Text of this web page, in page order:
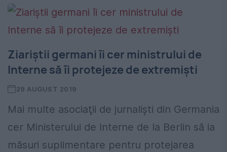
Ziariștii germani îi cer ministrului de
Interne să îi protejeze de extremiști
29 AUGUST 2019
Mai multe asociaţii de jurnalişti din Germania
cer Ministerului de Interne de la Berlin să ia
măsuri suplimentare pentru protejarea